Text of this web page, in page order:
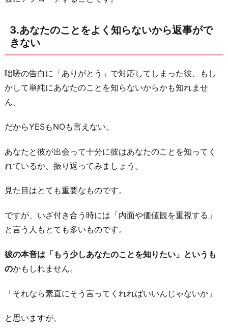
O
と
言
な
い
突
の
告
に
戸
惑
て
い
お
わ
3.あなたのことをよく知らないから返事がで
きない
咄嗟の告白に「ありがとう」で対応してしまった彼、もし
かして単純にあなたのことを知らないからかも知れませ
ん。
だからYESもNOも言えない。
あなたと彼が出会って十分に彼はあなたのことを知ってく
れているか、振り返ってみましょう。
見た目はとても重要なものです。
ですが、いざ付き合う時には「内面や価値観を重視する」
と言う人もとても多いものです。
彼の本音は「もう少しあなたのことを知りたい」というも
のかもしれません。
「それなら素直にそう言ってくれればいいんじゃないか」
と思いますが、